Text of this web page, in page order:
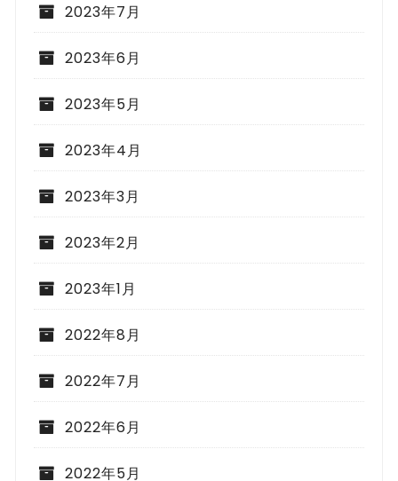
2023年7月
2023年6月
2023年5月
2023年4月
2023年3月
2023年2月
2023年1月
2022年8月
2022年7月
2022年6月
2022年5月